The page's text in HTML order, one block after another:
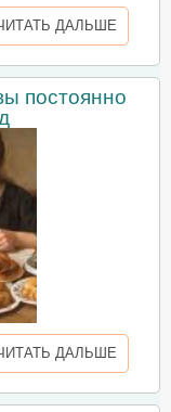
ДАЛЬШЕ
постоянно
ДАЛЬШЕ